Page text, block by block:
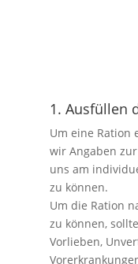
1. Ausfüllen
Um eine Ration
wir Angaben
uns am
zu können.
Um die Ration
zu können,
Vorlieben,